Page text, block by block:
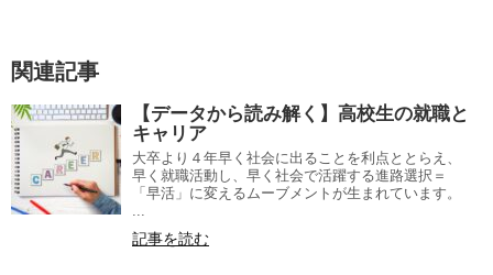
関連記事
【データから読み解く】高校生の就職と
キャリア
大卒より４年早く社会に出ることを利点ととらえ、
早く就職活動し、早く社会で活躍する進路選択＝
「早活」に変えるムーブメントが生まれています。
...
記事を読む